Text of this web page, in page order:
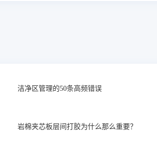
洁净区管理的50条高频错误
岩棉夹芯板层间打胶为什么那么重要？